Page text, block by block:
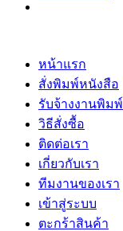
หน้าแรก
สั่งพิมพ์หนังสือ
รับจ้างงานพิมพ์
วิธีสั่งซื้อ
ติดต่อเรา
เกี่ยวกับเรา
ทีมงานของเรา
เข้าสู่ระบบ
ตะกร้าสินค้า